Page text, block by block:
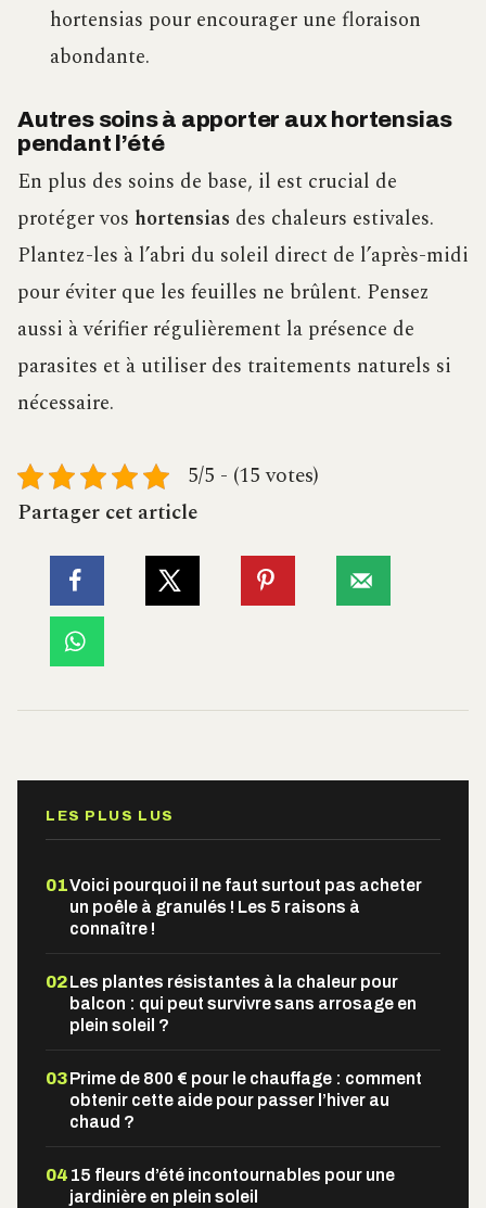
hortensias pour encourager une floraison
abondante.
Autres soins à apporter aux hortensias
pendant l’été
En plus des soins de base, il est crucial de
protéger vos hortensias des chaleurs estivales.
Plantez-les à l’abri du soleil direct de l’après-midi
pour éviter que les feuilles ne brûlent. Pensez
aussi à vérifier régulièrement la présence de
parasites et à utiliser des traitements naturels si
nécessaire.
5/5 - (15 votes)
Partager cet article
LES PLUS LUS
01Voici pourquoi il ne faut surtout pas acheter
un poêle à granulés ! Les 5 raisons à
connaître !
02Les plantes résistantes à la chaleur pour
balcon : qui peut survivre sans arrosage en
plein soleil ?
03Prime de 800 € pour le chauffage : comment
obtenir cette aide pour passer l’hiver au
chaud ?
04 15 fleurs d’été incontournables pour une
jardinière en plein soleil